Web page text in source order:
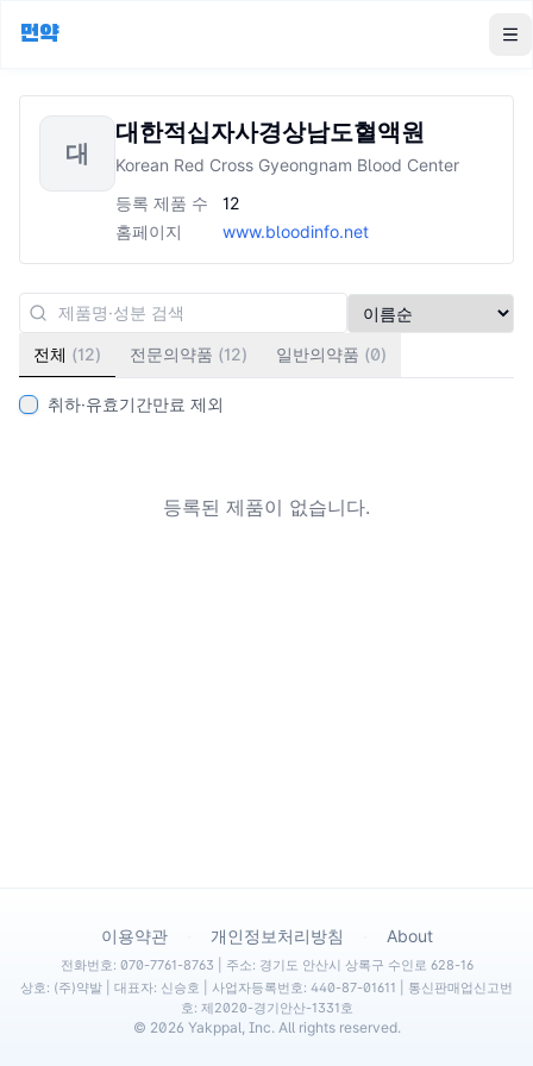
먼약
대
대한적십자사경상남도혈액원
Korean Red Cross Gyeongnam Blood Center
등록 제품 수
12
홈페이지
www.bloodinfo.net
전체 (12) 전문의약품 (12) 일반의약품 (0)
취하·유효기간만료 제외
등록된 제품이 없습니다.
이용약관 개인정보처리방침 About
전화번호: 070-7761-8763 | 주소: 경기도 안산시 상록구 수인로 628-16
상호: (주)약발 | 대표자: 신승호 | 사업자등록번호: 440-87-01611 | 통신판매업신고번
호: 제2020-경기안산-1331호
© 2026 Yakppal, Inc. All rights reserved.